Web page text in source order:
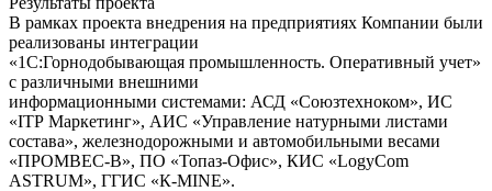
В рамках проекта внедрения на предприятиях Компании были
реализованы интеграции
«1С:Горнодобывающая промышленность. Оперативный учет»
с различными внешними
информационными системами: АСД «Союзтехноком», ИС
«IТР Маркетинг», АИС «Управление натурными листами
состава», железнодорожными и автомобильными весами
«ПРОМВЕС-В», ПО «Топаз-Офис», КИС «LogyCom
ASTRUM», ГГИС «К-MINE».